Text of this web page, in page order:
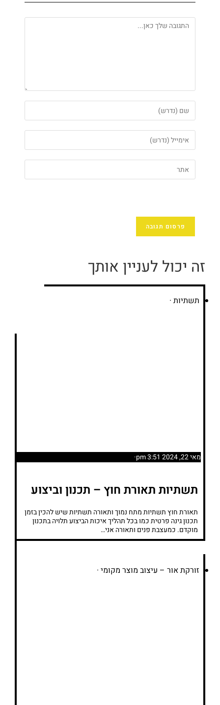
זה יכול לעניין אותך
תשתיות ·
מאי 22, 2024 3:51 pm ·
תשתיות תאורת חוץ – תכנון וביצוע
תאורת חוץ תשתיות מתח נמוך ותאורה תשתיות שיש להכין בזמן
תכנון גינה פרטית כמו בכל תהליך איכות הביצוע תלויה בתכנון
מוקדם. כמעצבת פנים ותאורה אני…
זורקת אור – עיצוב מוצר מקומי ·